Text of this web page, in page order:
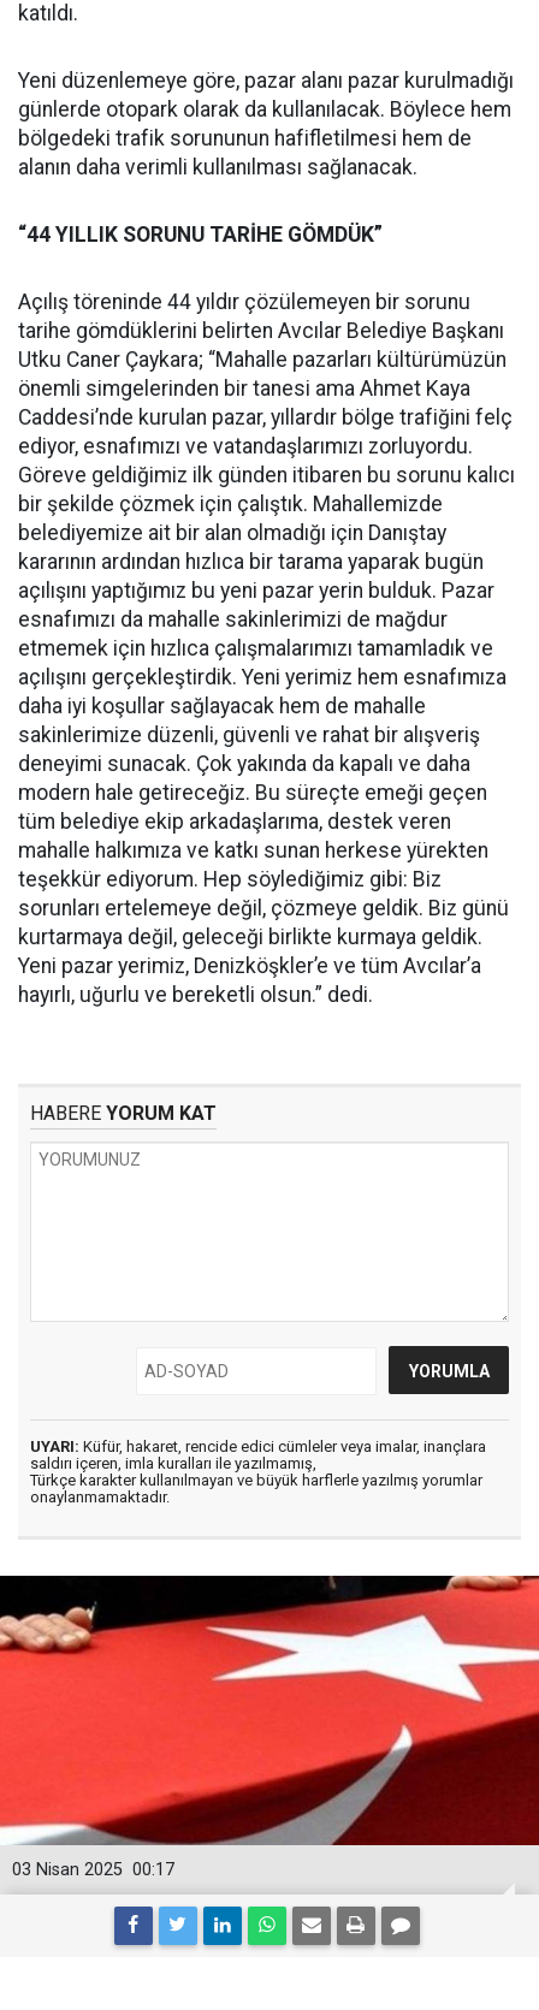
katıldı.
Yeni düzenlemeye göre, pazar alanı pazar kurulmadığı
günlerde otopark olarak da kullanılacak. Böylece hem
bölgedeki trafik sorununun hafifletilmesi hem de
alanın daha verimli kullanılması sağlanacak.
“44 YILLIK SORUNU TARİHE GÖMDÜK”
Açılış töreninde 44 yıldır çözülemeyen bir sorunu
tarihe gömdüklerini belirten Avcılar Belediye Başkanı
Utku Caner Çaykara; “Mahalle pazarları kültürümüzün
önemli simgelerinden bir tanesi ama Ahmet Kaya
Caddesi’nde kurulan pazar, yıllardır bölge trafiğini felç
ediyor, esnafımızı ve vatandaşlarımızı zorluyordu.
Göreve geldiğimiz ilk günden itibaren bu sorunu kalıcı
bir şekilde çözmek için çalıştık. Mahallemizde
belediyemize ait bir alan olmadığı için Danıştay
kararının ardından hızlıca bir tarama yaparak bugün
açılışını yaptığımız bu yeni pazar yerin bulduk. Pazar
esnafımızı da mahalle sakinlerimizi de mağdur
etmemek için hızlıca çalışmalarımızı tamamladık ve
açılışını gerçekleştirdik. Yeni yerimiz hem esnafımıza
daha iyi koşullar sağlayacak hem de mahalle
sakinlerimize düzenli, güvenli ve rahat bir alışveriş
deneyimi sunacak. Çok yakında da kapalı ve daha
modern hale getireceğiz. Bu süreçte emeği geçen
tüm belediye ekip arkadaşlarıma, destek veren
mahalle halkımıza ve katkı sunan herkese yürekten
teşekkür ediyorum. Hep söylediğimiz gibi: Biz
sorunları ertelemeye değil, çözmeye geldik. Biz günü
kurtarmaya değil, geleceği birlikte kurmaya geldik.
Yeni pazar yerimiz, Denizköşkler’e ve tüm Avcılar’a
hayırlı, uğurlu ve bereketli olsun.” dedi.
HABERE YORUM KAT
UYARI: Küfür, hakaret, rencide edici cümleler veya imalar, inançlara
saldırı içeren, imla kuralları ile yazılmamış,
Türkçe karakter kullanılmayan ve büyük harflerle yazılmış yorumlar
onaylanmamaktadır.
00:17
03 Nisan 2025